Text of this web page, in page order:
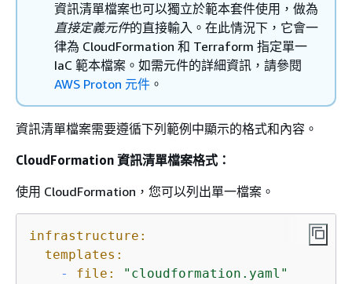
資訊清單檔案也可以獨立於範本套件使用，做為
直接定義元件的直接輸入。在此情況下，它會一
律為 CloudFormation 和 Terraform 指定單一
IaC 範本檔案。如需元件的詳細資訊，請參閱
AWS Proton 元件 。
資訊清單檔案需要遵循下列範例中顯示的格式和內容。
CloudFormation 資訊清單檔案格式：
使用 CloudFormation，您可以列出單一檔案。
infrastructure:
templates:
-
file:
"cloudformation.yaml"